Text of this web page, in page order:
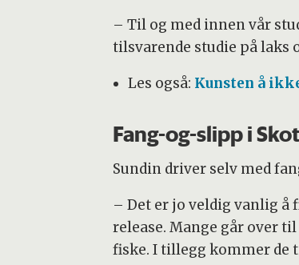
– Til og med innen vår
tilsvarende studie på laks
Les også: Kunsten å
Fang-og-slipp i
Sundin driver selv med
– Det er jo veldig vanlig å
release. Mange går over
fiske. I tillegg kommer de